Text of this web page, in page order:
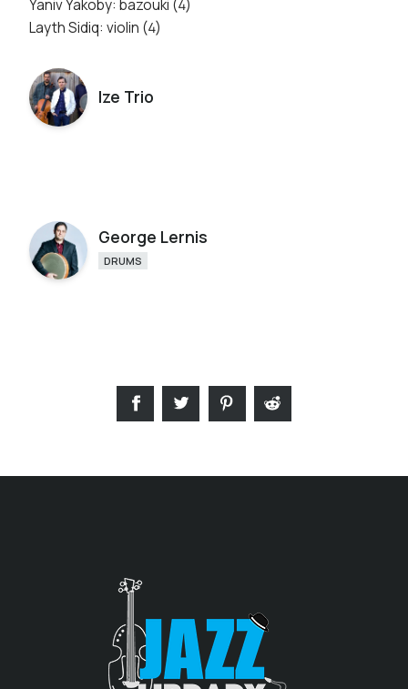
Yaniv Yakoby: bazouki (4)
Layth Sidiq: violin (4)
Ize Trio
George Lernis
DRUMS